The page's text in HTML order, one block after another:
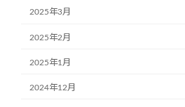
2025年3月
2025年2月
2025年1月
2024年12月